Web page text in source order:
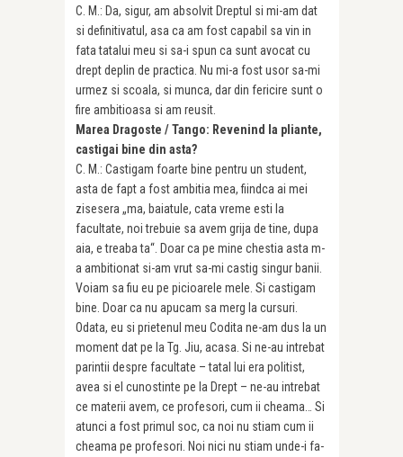
C. M.: Da, sigur, am absolvit Dreptul si mi-am dat
si definitivatul, asa ca am fost capabil sa vin in
fata tatalui meu si sa-i spun ca sunt avocat cu
drept deplin de practica. Nu mi-a fost usor sa-mi
urmez si scoala, si munca, dar din fericire sunt o
fire ambitioasa si am reusit.
Marea Dragoste / Tango: Revenind la pliante,
castigai bine din asta?
C. M.: Castigam foarte bine pentru un student,
asta de fapt a fost ambitia mea, fiindca ai mei
zisesera „ma, baiatule, cata vreme esti la
facultate, noi trebuie sa avem grija de tine, dupa
aia, e treaba ta“. Doar ca pe mine chestia asta m-
a ambi­tio­nat si-am vrut sa-mi castig singur banii.
Voiam sa fiu eu pe picioarele mele. Si castigam
bine. Doar ca nu apucam sa merg la cursuri.
Odata, eu si prietenul meu Codita ne-am dus la un
moment dat pe la Tg. Jiu, acasa. Si ne-au intrebat
pa­rintii despre facultate – tatal lui era po­litist,
avea si el cunostinte pe la Drept – ne-au intrebat
ce materii avem, ce profesori, cum ii cheama… Si
atunci a fost pri­mul soc, ca noi nu stiam cum ii
cheama pe profesori. Noi nici nu stiam unde-i fa­